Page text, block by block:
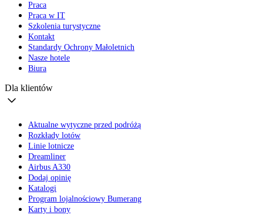
Praca
Praca w IT
Szkolenia turystyczne
Kontakt
Standardy Ochrony Małoletnich
Nasze hotele
Biura
Dla klientów
Aktualne wytyczne przed podróżą
Rozkłady lotów
Linie lotnicze
Dreamliner
Airbus A330
Dodaj opinię
Katalogi
Program lojalnościowy Bumerang
Karty i bony